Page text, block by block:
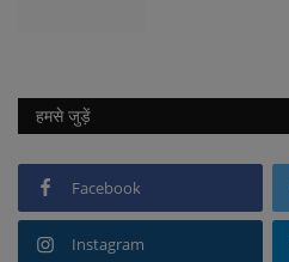
हमसे जुड़ें
Facebook
Instagram